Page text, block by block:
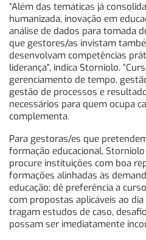
“Além das temáticas já
humanizada, inovação em
análise de dados para tomada
que gestores/as invistam
desenvolvam competências
liderança”, indica Storniolo.
gerenciamento de tempo,
gestão de processos e
necessários para quem ocupa
complementa.
Para gestoras/es que
formação educacional,
procure instituições com boa
formações alinhadas às
educação; dê preferência a
com propostas aplicáveis ao dia
tragam estudos de caso,
possam ser imediatamente